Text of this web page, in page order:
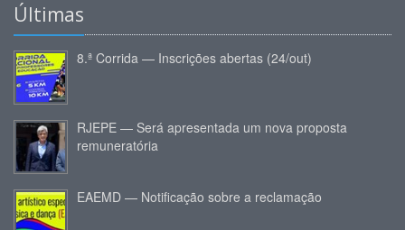
Últimas
8.ª Corrida — Inscrições abertas (24/out)
RJEPE — Será apresentada um nova proposta
remuneratória
EAEMD — Notificação sobre a reclamação